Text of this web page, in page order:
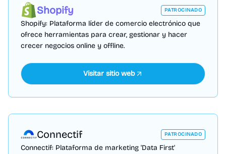
Shopify PATROCINADO
Shopify: Plataforma líder de comercio electrónico que
ofrece herramientas para crear, gestionar y hacer
crecer negocios online y offline.
Visitar sitio web
Connectif PATROCINADO
Connectif: Plataforma de marketing 'Data First'